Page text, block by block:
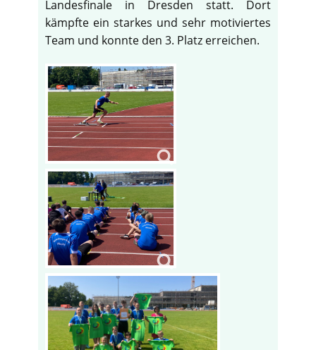
Landesfinale in Dresden statt. Dort
kämpfte ein starkes und sehr motiviertes
Team und konnte den 3. Platz erreichen.